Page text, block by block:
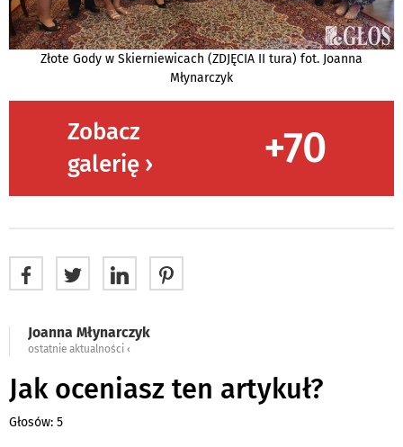
Złote Gody w Skierniewicach (ZDJĘCIA II tura) fot. Joanna
Młynarczyk
Zobacz
galerię ›
+70
Joanna Młynarczyk
ostatnie aktualności ‹
Jak oceniasz ten artykuł?
Głosów: 5